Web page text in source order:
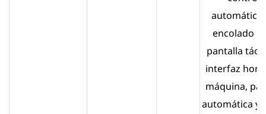
automático
encolado
pantalla
interfaz
máquina,
automática y